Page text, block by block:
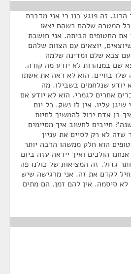
זה פוגע בנו כי אני מדברת
המטרה שלהם כשהם יצאו
את החטופים הביתה. אני חושבת
יוצאים עם הצוות שלהם
עם צבא שלם ומדינה שלמה
שם במנהרות לא יודע מה קורה.
שלו בחיים. הוא לא ראה את אשתו
יודע שנלחמים בשבילו. מה
אחרים לגמרי. הוא לא יודע אם
שיגן עליו. אין לו נשק. כל יום
בן אדם יכול להמשיך לחיות
חייבים לחשוב איך מסיימים
שזה לא רק לסיים את עניין
הוא חלק ממשהו הרבה יותר
הולכים ואיך ייראה עזה ביום
גדול. זה המציאות של כולנו פה
לקדם את זה. אני מרגישה שיש
סיסמה. אין להם זמן. הם מתים